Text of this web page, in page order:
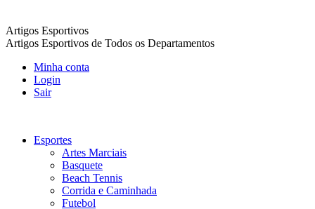
Artigos Esportivos
Artigos Esportivos de Todos os Departamentos
Minha conta
Login
Sair
Esportes
Artes Marciais
Basquete
Beach Tennis
Corrida e Caminhada
Futebol